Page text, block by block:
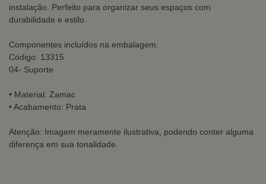
instalação. Perfeito para organizar seus espaços com
durabilidade e estilo.
Componentes incluídos na embalagem:
Código: 13315
04- Suporte
• Material: Zamac
• Acabamento: Prata
Atenção: Imagem meramente ilustrativa, podendo conter alguma
diferença em sua tonalidade.